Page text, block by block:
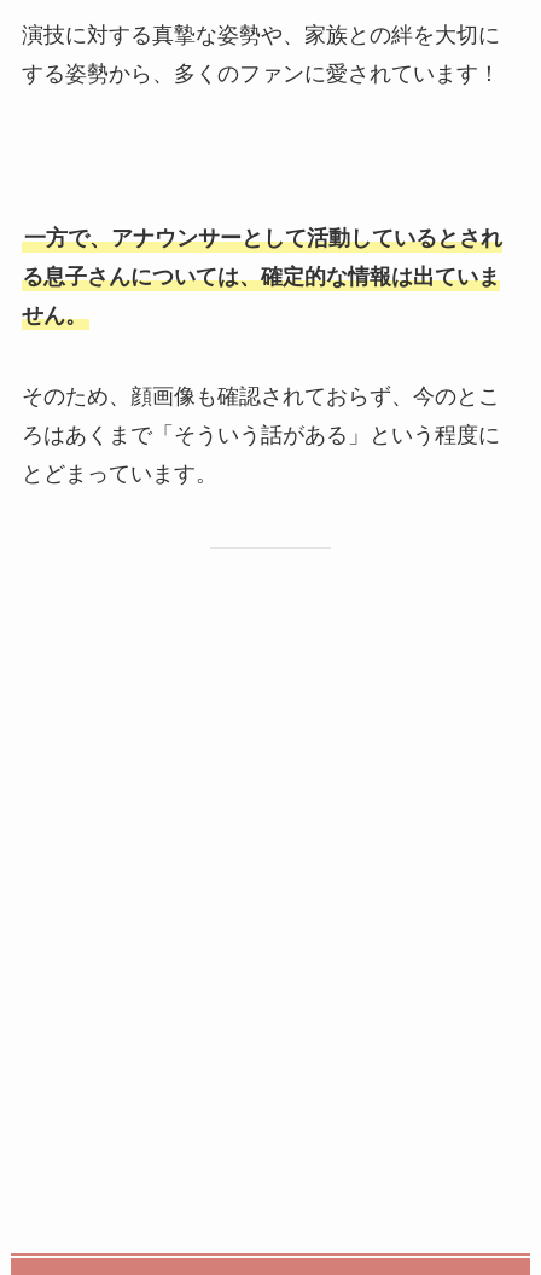
​演技に対する真摯な姿勢や、家族との絆を大切に
する姿勢から、多くのファンに愛されています！
一方で、アナウンサーとして活動しているとされ
る息子さんについては、確定的な情報は出ていま
せん。
そのため、顔画像も確認されておらず、今のとこ
ろはあくまで「そういう話がある」という程度に
とどまっています。​